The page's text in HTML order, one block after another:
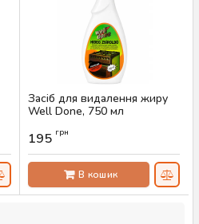
Засіб для видалення жиру
Well Done, 750 мл
195 грн
В кошик